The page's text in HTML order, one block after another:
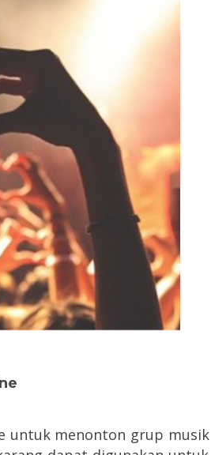
untuk menonton grup musik